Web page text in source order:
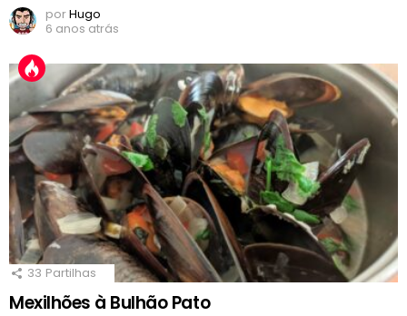
porHugo
6 anos atrás
33 Partilhas
Mexilhões à Bulhão Pato